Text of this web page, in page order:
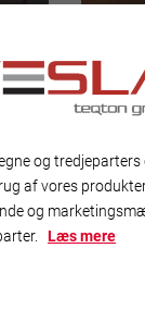
og
af vores
og
Læs mere